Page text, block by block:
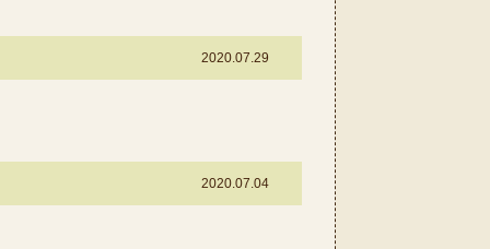
2020.07.29
2020.07.04